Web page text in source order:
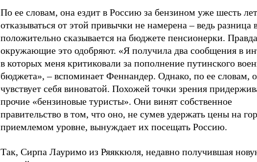
По ее словам, она ездит в Россию за бензином уже шесть
отказываться от этой привычки не намерена – ведь разница
положительно сказывается на бюджете пенсионерки.
окружающие это одобряют. «Я получила два сообщения в
в которых меня критиковали за пополнение путинского
бюджета», – вспоминает Феннандер. Однако, по ее словам,
чувствует себя виноватой. Похожей точки зрения
прочие «бензиновые туристы». Они винят собственное
правительство в том, что оно, не сумев удержать цены на
приемлемом уровне, вынуждает их посещать Россию.
Так, Сирпа Лауримо из Ряяккюля, недавно получившая